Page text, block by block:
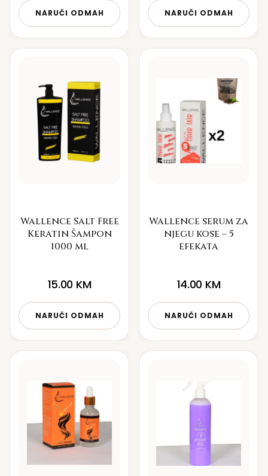
NARUČI ODMAH NARUČI ODMAH
Wallence Salt Free
Keratin Šampon
1000 ml
15.00 KM
NARUČI ODMAH
Wallence serum za
njegu kose – 5
efekata
14.00 KM
NARUČI ODMAH